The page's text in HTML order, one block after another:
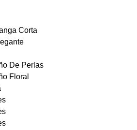
Corta
De Perlas
Floral